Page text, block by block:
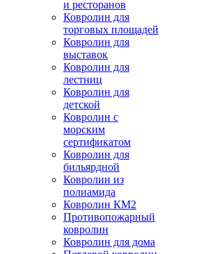
и ресторанов
Ковролин для
торговых площадей
Ковролин для
выставок
Ковролин для
лестниц
Ковролин для
детской
Ковролин с
морским
сертификатом
Ковролин для
бильярдной
Ковролин из
полиамида
Ковролин КМ2
Противопожарный
ковролин
Ковролин для дома